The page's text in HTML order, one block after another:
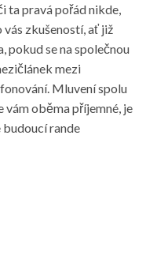
ta pravá pořád nikde,
zkušeností, ať již
pokud se na společnou
mezi
Mluvení spolu
vám oběma příjemné, je
budoucí rande